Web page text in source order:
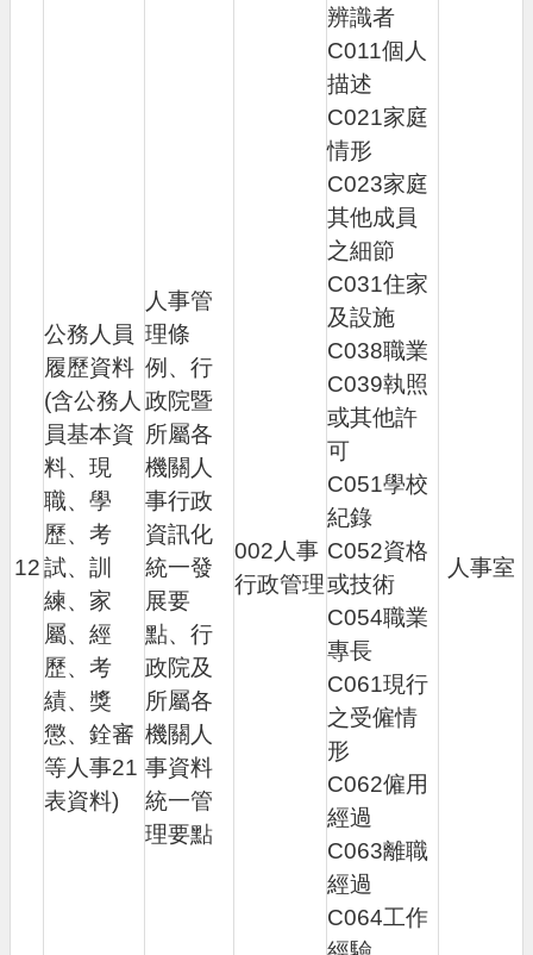
12
公務人員
履歷資料
(含公務人
員基本資
料、現
職、學
歷、考
試、訓
練、家
屬、經
歷、考
績、獎
懲、銓審
等人事21
表資料)
人事管
理條
例、行
政院暨
所屬各
機關人
事行政
資訊化
統一發
展要
點、行
政院及
所屬各
機關人
事資料
統一管
理要點
002人事
行政管理
辨識者
C011個人
描述
C021家庭
情形
C023家庭
其他成員
之細節
C031住家
及設施
C038職業
C039執照
或其他許
可
C051學校
紀錄
C052資格
或技術
C054職業
專長
C061現行
之受僱情
形
C062僱用
經過
C063離職
經過
C064工作
人事室